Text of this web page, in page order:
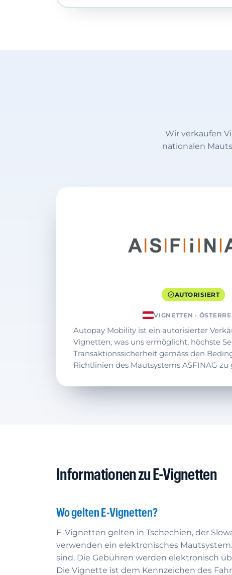
Wir verkaufen
nationalen
AUTORISIERT
VIGNETTEN ·
Autopay Mobility ist ein autorisierter
Vignetten, was uns ermöglicht, höchste
Transaktionssicherheit gemäss den
Richtlinien des Mautsystems ASFINAG zu
Informationen zu E-Vignetten
Wo gelten E-Vignetten?
E-Vignetten gelten in Tschechien, der
verwenden ein elektronisches
sind. Die Gebühren werden elektronisch
Die Vignette ist dem Kennzeichen des